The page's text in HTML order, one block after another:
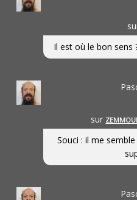
Il est où le bon sens
sur
Souci : il me